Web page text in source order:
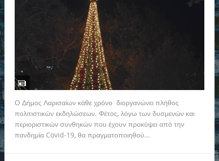
Ο Δήμος Λαρισαίων κάθε χρόνο διοργανώνει πλήθος
πολιτιστικών εκδηλώσεων. Φέτος, λόγω των δυσμενών και
περιοριστικών συνθηκών που έχουν προκύψει από την
πανδημία Covid-19, θα πραγματοποιηθού...